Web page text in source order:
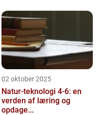
02 oktober 2025
Natur-teknologi 4-6: en
verden af læring og
opdage...